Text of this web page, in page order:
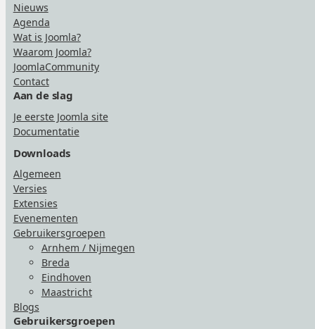
Nieuws
Agenda
Wat is Joomla?
Waarom Joomla?
JoomlaCommunity
Contact
Aan de slag
Je eerste Joomla site
Documentatie
Downloads
Algemeen
Versies
Extensies
Evenementen
Gebruikersgroepen
Arnhem / Nijmegen
Breda
Eindhoven
Maastricht
Blogs
Gebruikersgroepen